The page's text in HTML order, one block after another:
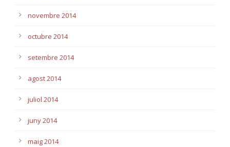
novembre 2014
octubre 2014
setembre 2014
agost 2014
juliol 2014
juny 2014
maig 2014